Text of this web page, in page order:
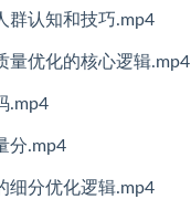
群认知和技巧.mp4
量优化的核心逻辑.mp4
.mp4
分.mp4
细分优化逻辑.mp4